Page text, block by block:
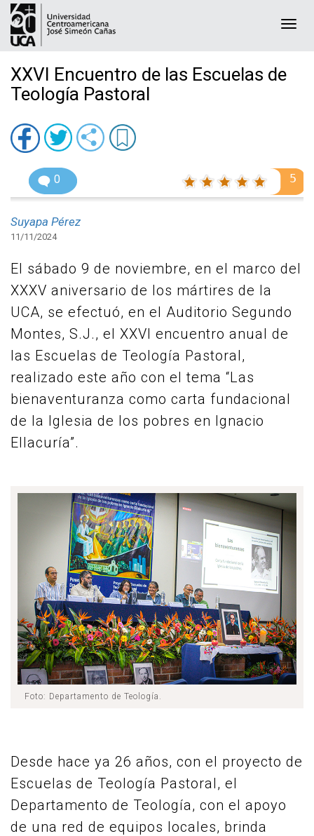
XXVI Encuentro de las Escuelas de
Teología Pastoral
0 5
Suyapa Pérez
11/11/2024
El sábado 9 de noviembre, en el marco del
XXXV aniversario de los mártires de la
UCA, se efectuó, en el Auditorio Segundo
Montes, S.J., el XXVI encuentro anual de
las Escuelas de Teología Pastoral,
realizado este año con el tema “Las
bienaventuranza como carta fundacional
de la Iglesia de los pobres en Ignacio
Ellacuría”.
Foto: Departamento de Teología.
Desde hace ya 26 años, con el proyecto de
Escuelas de Teología Pastoral, el
Departamento de Teología, con el apoyo
de una red de equipos locales, brinda